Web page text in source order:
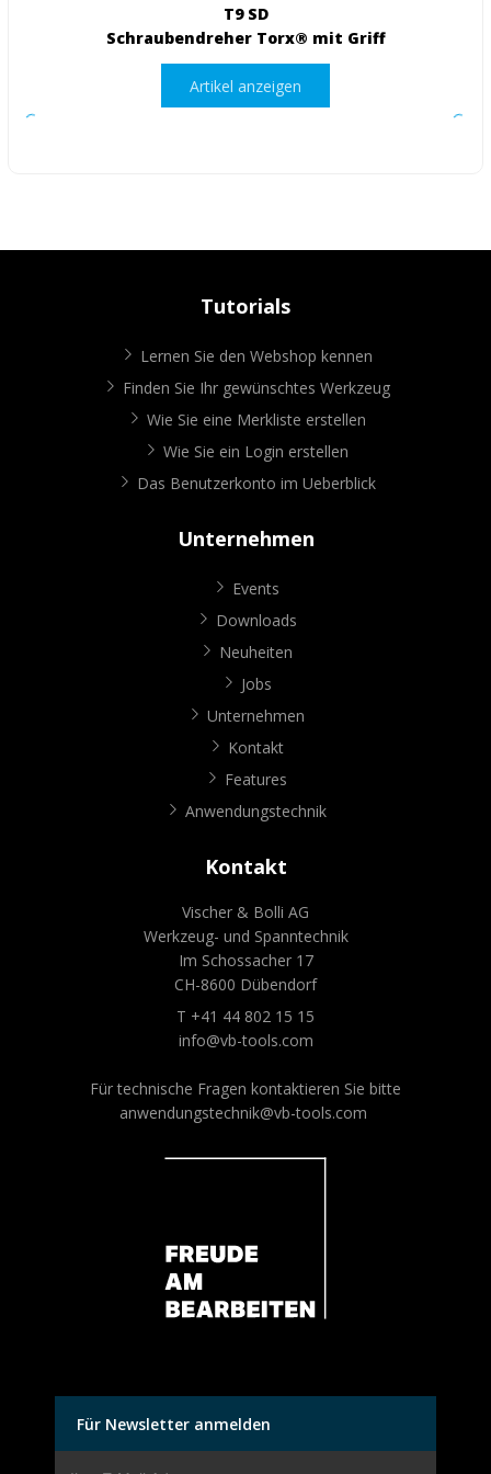
T9 SD
Schraubendreher Torx® mit Griff
Artikel anzeigen
Tutorials
Lernen Sie den Webshop kennen
Finden Sie Ihr gewünschtes Werkzeug
Wie Sie eine Merkliste erstellen
Wie Sie ein Login erstellen
Das Benutzerkonto im Ueberblick
Unternehmen
Events
Downloads
Neuheiten
Jobs
Unternehmen
Kontakt
Features
Anwendungstechnik
Kontakt
Vischer & Bolli AG
Werkzeug- und Spanntechnik
Im Schossacher 17
CH-8600 Dübendorf
T +41 44 802 15 15
info@vb-tools.com
Für technische Fragen kontaktieren Sie bitte
anwendungstechnik@vb-tools.com
Für Newsletter anmelden